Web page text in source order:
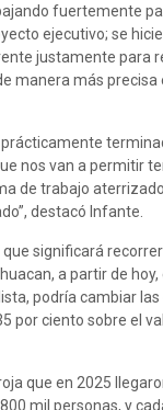
fuertemente
ejecutivo; se
justamente para
manera más precisa
prácticamente
nos van a permitir
de trabajo
destacó Infante.
que significará
a partir de hoy,
podría cambiar
por ciento sobre el
que en 2025
mil personas, y